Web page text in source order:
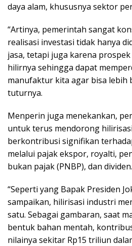
daya alam, khususnya sektor
“Artinya, pemerintah sangat
realisasi investasi tidak hanya
jasa, tetapi juga karena
hilirnya sehingga dapat
manufaktur kita agar bisa lebih
tuturnya.
Menperin juga menekankan,
untuk terus mendorong
berkontribusi signifikan
melalui pajak ekspor, royalti,
bukan pajak (PNBP), dan dividen.
“Seperti yang Bapak Presiden
sampaikan, hilirisasi industri
satu. Sebagai gambaran, saat
bentuk bahan mentah,
nilainya sekitar Rp15 triliun